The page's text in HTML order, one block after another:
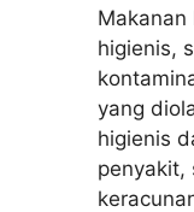
Makanan
higienis,
yang
higienis
penyakit,